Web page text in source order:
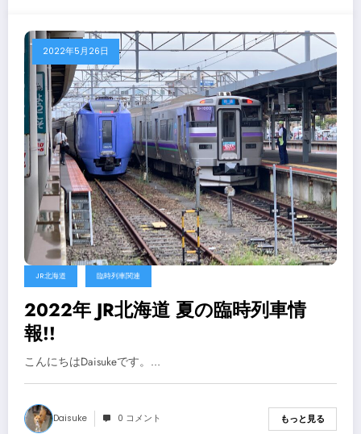
2022年5月26日
JR北海道 臨時列車関連
2022年 JR北海道 夏の臨時列車情
報!!
こんにちはDaisukeです。…
Daisuke 0 コメント もっと見る